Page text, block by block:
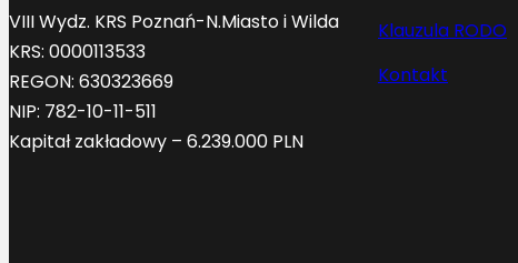
VIII Wydz. KRS Poznań-N.Miasto i Wilda
KRS: 0000113533
REGON: 630323669
NIP: 782-10-11-511
Kapitał zakładowy – 6.239.000 PLN
Klauzula RODO
Kontakt